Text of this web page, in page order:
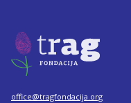
office@tragfondacija.org